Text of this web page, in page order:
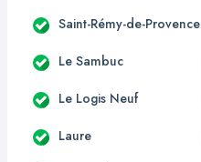
Saint-Rémy-de-Provence
Le Sambuc
Le Logis Neuf
Laure